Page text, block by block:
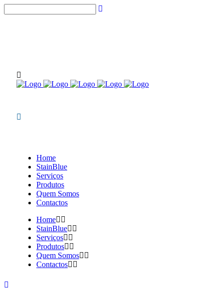
Home
StainBlue
Serviços
Produtos
Quem Somos
Contactos
Home
StainBlue
Serviços
Produtos
Quem Somos
Contactos